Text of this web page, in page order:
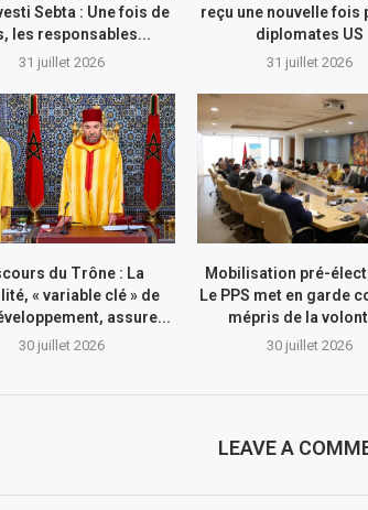
Sebta : Une fois de
les responsables...
31 juillet 2026
reçu une nouvelle fois
diplomates US
31 juillet 2026
du Trône : La
« variable clé » de
assure...
30 juillet 2026
Mobilisation pré-
Le PPS met en garde
mépris de la
30 juillet 2026
LEAVE A